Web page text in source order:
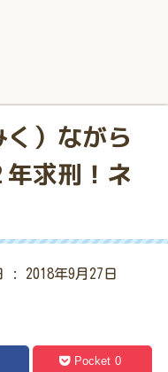
）ながら
求刑！ネ
: 2018年9月27日
Pocket 0